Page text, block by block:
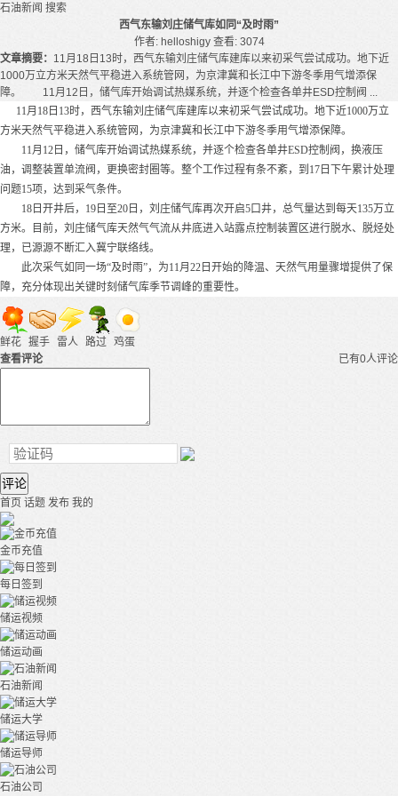
石油新闻 搜索
西气东输刘庄储气库如同“及时雨”
作者: helloshigy 查看: 3074
文章摘要： 11月18日13时，西气东输刘庄储气库建库以来初采气尝试成功。地下近
1000万立方米天然气平稳进入系统管网，为京津冀和长江中下游冬季用气增添保
障。 11月12日，储气库开始调试热媒系统，并逐个检查各单井ESD控制阀 ...
11月18日13时，西气东输刘庄储气库建库以来初采气尝试成功。地下近1000万立
方米天然气平稳进入系统管网，为京津冀和长江中下游冬季用气增添保障。
11月12日，储气库开始调试热媒系统，并逐个检查各单井ESD控制阀，换液压
油，调整装置单流阀，更换密封圈等。整个工作过程有条不紊，到17日下午累计处理
问题15项，达到采气条件。
18日开井后，19日至20日，刘庄储气库再次开启5口井，总气量达到每天135万立
方米。目前，刘庄储气库天然气气流从井底进入站露点控制装置区进行脱水、脱烃处
理，已源源不断汇入冀宁联络线。
此次采气如同一场“及时雨”，为11月22日开始的降温、天然气用量骤增提供了保
障，充分体现出关键时刻储气库季节调峰的重要性。
鲜花 握手 雷人 路过 鸡蛋
已有0人评论
查看评论
评论
首页 话题 发布 我的
金币充值
每日签到
储运视频
储运动画
石油新闻
储运大学
储运导师
石油公司